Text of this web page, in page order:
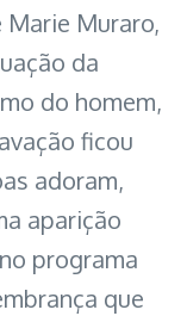
Marie Muraro,
da
do homem,
ficou
adoram,
aparição
programa
que